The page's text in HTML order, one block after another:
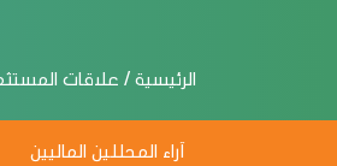
الرئيسية / علاقات
آراء المحللين الماليين